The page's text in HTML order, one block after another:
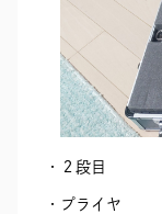
２段目
プライヤ